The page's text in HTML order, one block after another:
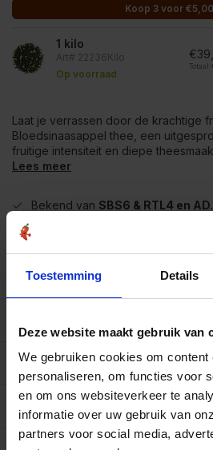
Toestemming Details
Deze website maakt gebruik van
We gebruiken cookies om content
personaliseren, om functies voor
en om ons websiteverkeer te
informatie over uw gebruik van
partners voor social media,
Koop 3 voor
1 kilo
Art# 22236Kilo
Op voorraad
Totaal:
Laat je verrassen door de krachtige
Bloedsinaasappel thee, een
fruitige intensiteit en diepe
Lees meer
Bekend van SBS6 & RTL4 en
Reviews 0/10
Specificaties per 100 gram
Op werkdagen voor 15.00 uur